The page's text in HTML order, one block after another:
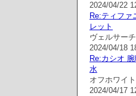
2024/04/22
Re:ティファ
レット
ヴェルサー
2024/04/18
Re:カシオ
水
オフホワイ
2024/04/17